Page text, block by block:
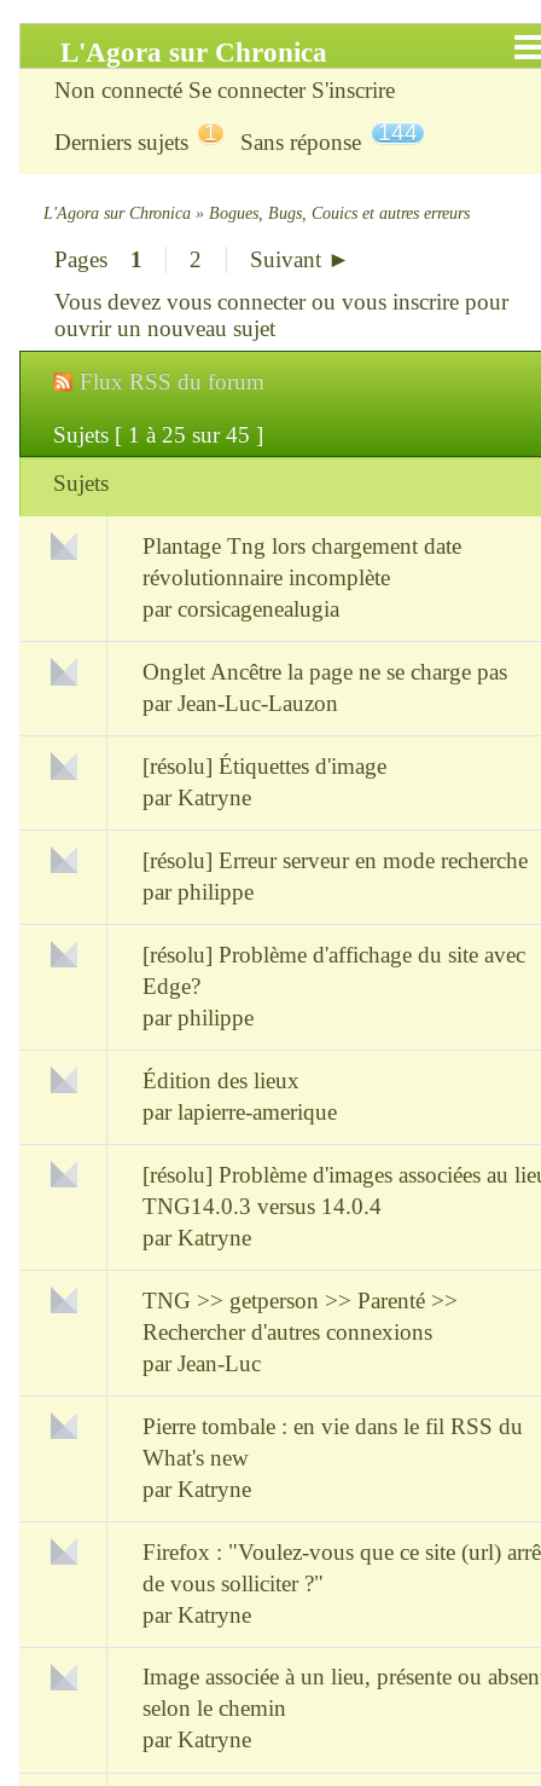
L'Agora sur Chronica
Accueil
Infos
Chercher
S’inscrire
Connexion
Chronica : le site
ChroniKat : les liens
CONTACT
Non connecté Se connecter S'inscrire
Derniers sujets 1 Sans réponse 144
L'Agora sur Chronica » Bogues, Bugs, Couics et autres erreurs
Pages 1 2
Suivant ►
Vous devez vous connecterou vous inscrirepour
ouvrir un nouveau sujet
Flux RSS du forum
Sujets [ 1 à 25 sur 45 ]
Sujets
Plantage Tng lors chargement date
révolutionnaire incomplète
parcorsicagenealugia
Onglet Ancêtre la page ne se charge pas
parJean-Luc-Lauzon
[résolu] Étiquettes d'image
parKatryne
[résolu] Erreur serveur en mode recherche
parphilippe
[résolu] Problème d'affichage du site avec
Edge?
parphilippe
Édition des lieux
parlapierre-amerique
[résolu] Problème d'images associées au
TNG14.0.3 versus 14.0.4
parKatryne
TNG >> getperson >> Parenté >>
Rechercher d'autres connexions
parJean-Luc
Pierre tombale : en vie dans le fil RSS du
What's new
parKatryne
Firefox : "Voulez-vous que ce site (url)
de vous solliciter ?"
parKatryne
Image associée à un lieu, présente ou
selon le chemin
parKatryne